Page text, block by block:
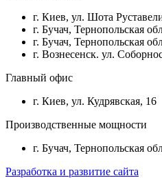
г. Киев, ул. Шота
г. Бучач, Тернопольская
г. Бучач, Тернопольская
г. Вознесенск. ул.
Главный офис
г. Киев, ул. Кудрявская, 16
Производственные мощности
г. Бучач, Тернопольская
Разработка и развитие сайта